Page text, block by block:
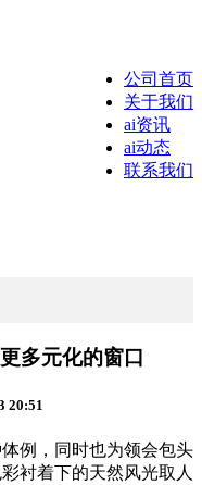
公司首页
关于我们
ai资讯
ai动态
联系我们
多元化的窗口
20:51
例，同时也为领会包头
衬着下的天然风光取人